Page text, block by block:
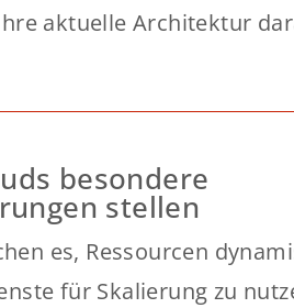
aktuelle Architektur
besondere
stellen
es, Ressourcen
für Skalierung zu